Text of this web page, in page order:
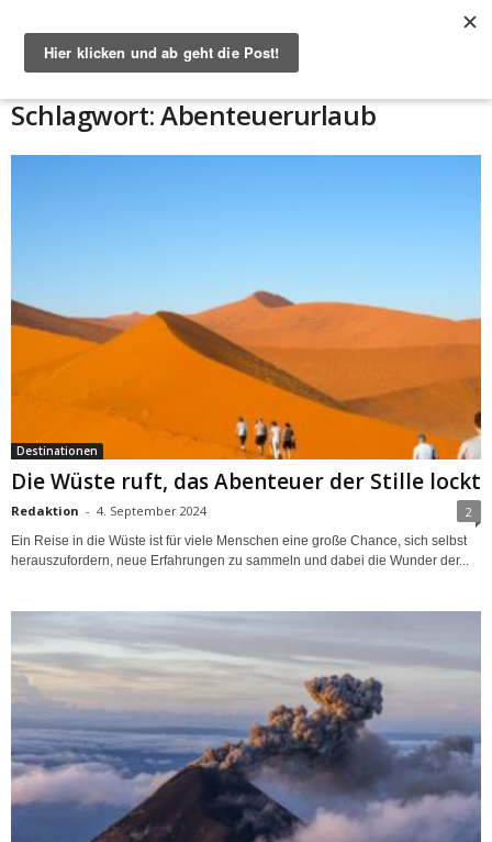
Schlagwort: Abenteuerurlaub
Destinationen
Die Wüste ruft, das Abenteuer der Stille lockt
Redaktion - 4. September 2024 2
Ein Reise in die Wüste ist für viele Menschen eine große Chance, sich selbst
herauszufordern, neue Erfahrungen zu sammeln und dabei die Wunder der...